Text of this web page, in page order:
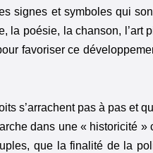
signes et symboles qui
la poésie, la chanson,
favoriser ce
s’arrachent pas à pas et
dans une « historicité
que la finalité de la